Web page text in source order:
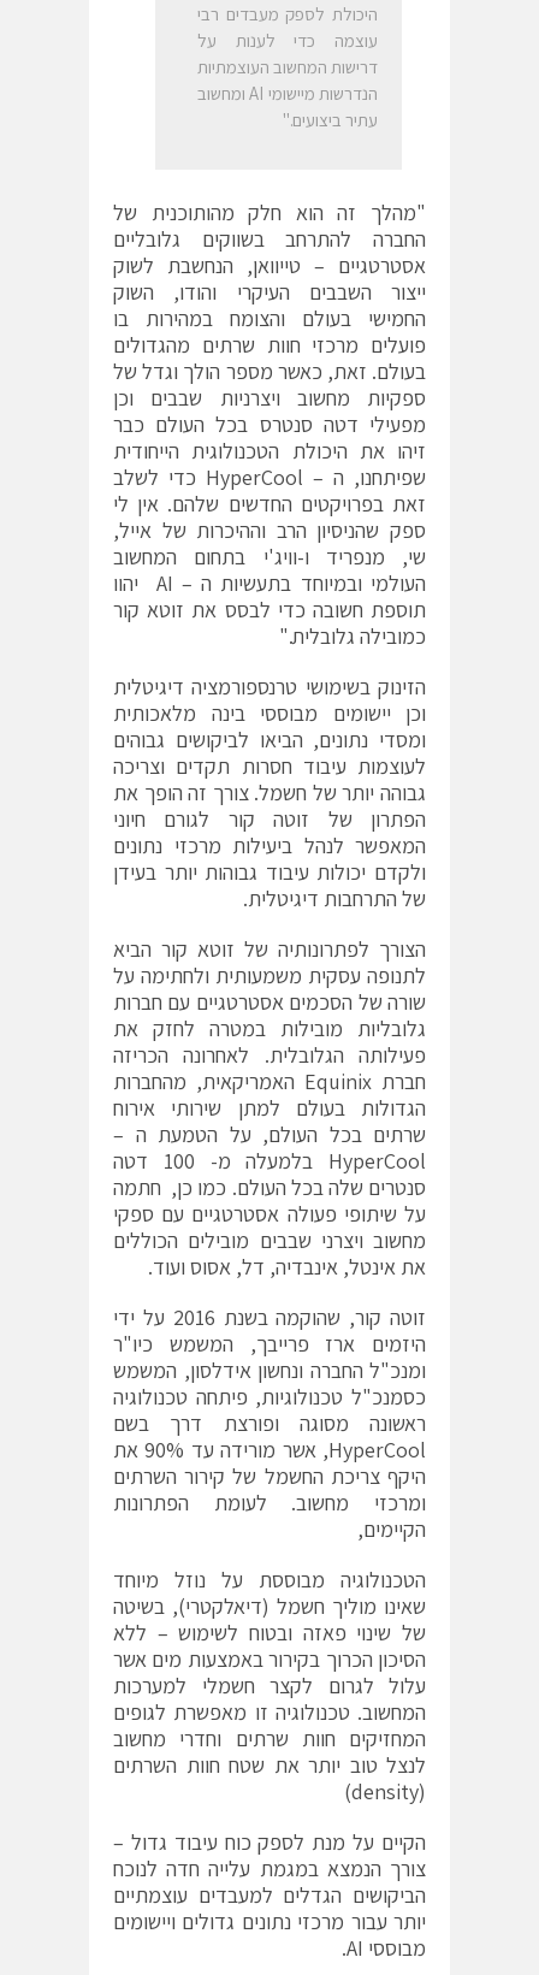
היכולת לספק מעבדים רבי
עוצמה כדי לענות על
דרישות המחשוב העוצמתיות
הנדרשות מיישומי AI ומחשוב
עתיר ביצועים."
"מהלך זה הוא חלק מהותוכנית של
החברה להתרחב בשווקים גלובליים
אסטרטגיים – טייוואן, הנחשבת לשוק
ייצור השבבים העיקרי והודו, השוק
החמישי בעולם והצומח במהירות בו
פועלים מרכזי חוות שרתים מהגדולים
בעולם. זאת, כאשר מספר הולך וגדל של
ספקיות מחשוב ויצרניות שבבים וכן
מפעילי דטה סנטרס בכל העולם כבר
זיהו את היכולת הטכנולוגית הייחודית
שפיתחנו, ה – HyperCool כדי לשלב
זאת בפרויקטים החדשים שלהם. אין לי
ספק שהניסיון הרב וההיכרות של אייל,
שי, מנפריד ו-וויג'י בתחום המחשוב
העולמי ובמיוחד בתעשיות ה – AI יהוו
תוספת חשובה כדי לבסס את זוטא קור
כמובילה גלובלית."
הזינוק בשימושי טרנספורמציה דיגיטלית
וכן יישומים מבוססי בינה מלאכותית
ומסדי נתונים, הביאו לביקושים גבוהים
לעוצמות עיבוד חסרות תקדים וצריכה
גבוהה יותר של חשמל. צורך זה הופך את
הפתרון של זוטה קור לגורם חיוני
המאפשר לנהל ביעילות מרכזי נתונים
ולקדם יכולות עיבוד גבוהות יותר בעידן
של התרחבות דיגיטלית.
הצורך לפתרונותיה של זוטא קור הביא
לתנופה עסקית משמעותית ולחתימה על
שורה של הסכמים אסטרטגיים עם חברות
גלובליות מובילות במטרה לחזק את
פעילותה הגלובלית. לאחרונה הכריזה
חברת Equinix האמריקאית, מהחברות
הגדולות בעולם למתן שירותי אירוח
שרתים בכל העולם, על הטמעת ה –
HyperCool בלמעלה מ- 100 דטה
סנטרים שלה בכל העולם. כמו כן, חתמה
על שיתופי פעולה אסטרטגיים עם ספקי
מחשוב ויצרני שבבים מובילים הכוללים
את אינטל, אינבדיה, דל, אסוס ועוד.
זוטה קור, שהוקמה בשנת 2016 על ידי
היזמים ארז פרייבך, המשמש כיו"ר
ומנכ"ל החברה ונחשון אידלסון, המשמש
כסמנכ"ל טכנולוגיות, פיתחה טכנולוגיה
ראשונה מסוגה ופורצת דרך בשם
HyperCool, אשר מורידה עד 90% את
היקף צריכת החשמל של קירור השרתים
ומרכזי מחשוב. לעומת הפתרונות
הקיימים,
הטכנולוגיה מבוססת על נוזל מיוחד
שאינו מוליך חשמל (דיאלקטרי), בשיטה
של שינוי פאזה ובטוח לשימוש – ללא
הסיכון הכרוך בקירור באמצעות מים אשר
עלול לגרום לקצר חשמלי למערכות
המחשוב. טכנולוגיה זו מאפשרת לגופים
המחזיקים חוות שרתים וחדרי מחשוב
לנצל טוב יותר את שטח חוות השרתים
(density)
הקיים על מנת לספק כוח עיבוד גדול –
צורך הנמצא במגמת עלייה חדה לנוכח
הביקושים הגדלים למעבדים עוצמתיים
יותר עבור מרכזי נתונים גדולים ויישומים
מבוססי AI.